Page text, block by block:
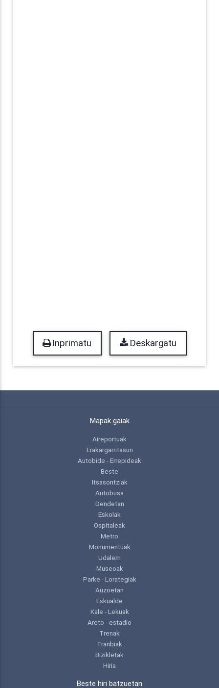
Inprimatu Deskargatu
Mapak gaiak
Aireportuak
Erakargarritasun
Autobide - Errepideak
Beste
Itsasontziak
Autobusa
Dendetan
Eskolak
Ospitaleak
Metro
Monumentuak
Udalerri
Museoak
Parke - Lorategiak
Auzoetan
Eskualde
Kale - Lekuak
Areto - estadio
Trenak
Tranbiak
Bizikletak
Hiria
Beste hiri batzuetan